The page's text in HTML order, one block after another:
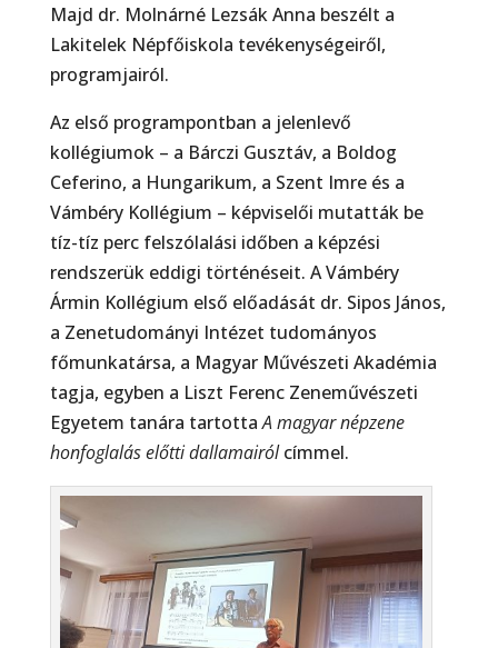
Majd dr. Molnárné Lezsák Anna beszélt a
Lakitelek Népfőiskola tevékenységeiről,
programjairól.
Az első programpontban a jelenlevő
kollégiumok – a Bárczi Gusztáv, a Boldog
Ceferino, a Hungarikum, a Szent Imre és a
Vámbéry Kollégium – képviselői mutatták be
tíz-tíz perc felszólalási időben a képzési
rendszerük eddigi történéseit. A Vámbéry
Ármin Kollégium első előadását dr. Sipos János,
a Zenetudományi Intézet tudományos
főmunkatársa, a Magyar Művészeti Akadémia
tagja, egyben a Liszt Ferenc Zeneművészeti
Egyetem tanára tartottaA magyar népzene
honfoglalás előtti dallamairólcímmel.